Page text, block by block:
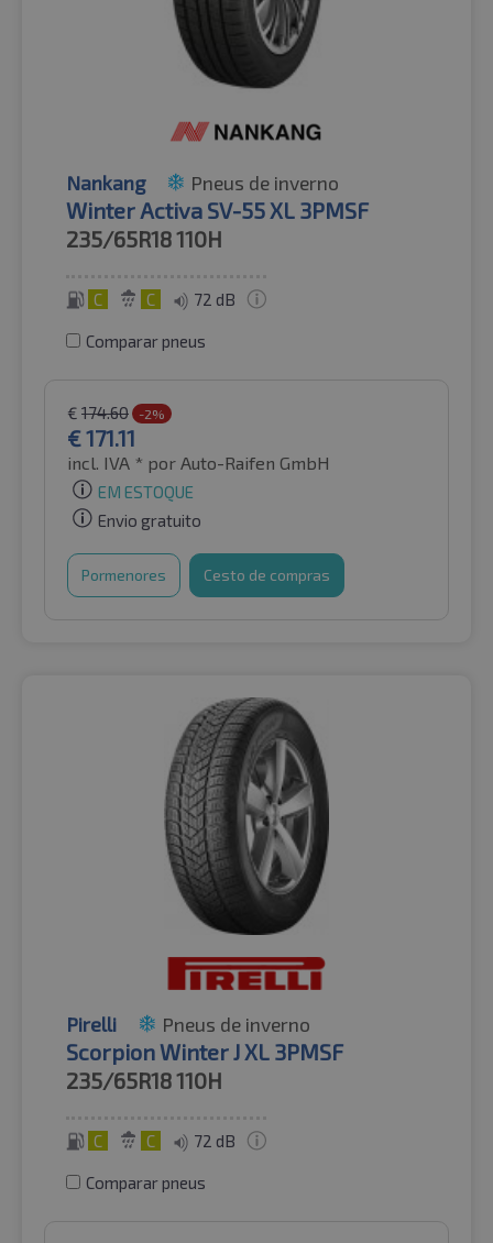
Nankang Pneus de inverno
Winter Activa SV-55 XL 3PMSF
235/65R18110H
C C 72 dB
Comparar pneus
€ 174.60 -2%
€171.11
incl. IVA * por Auto-Raifen GmbH
EM ESTOQUE
Envio gratuito
Pormenores Cesto de compras
Pirelli Pneus de inverno
Scorpion Winter J XL 3PMSF
235/65R18110H
C C 72 dB
Comparar pneus